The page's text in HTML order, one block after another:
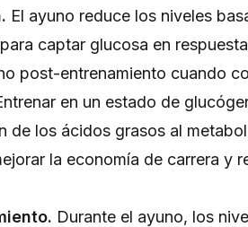
El ayuno reduce los niveles
captar glucosa en
post-entrenamiento cuando
en un estado de
de los ácidos grasos al
la economía de carrera y
Durante el ayuno, los